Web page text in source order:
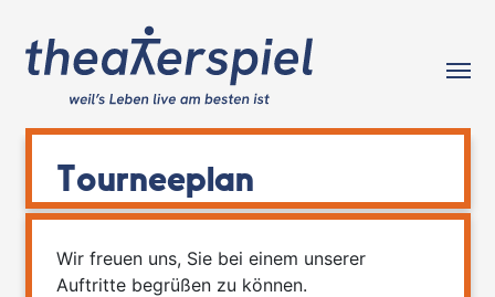
Tourneeplan
Wir freuen uns, Sie bei einem unserer
Auftritte begrüßen zu können.